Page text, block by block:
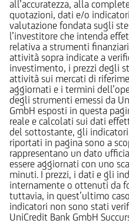
all’accuratezza, alla
quotazioni, dati e/o
valutazione fondata sugli
l’investitore che intenda
relativa a strumenti
attività sopra indicate a
investimento, i prezzi degli
attività sui mercati di
aggiornati e i termini
degli strumenti emessi da
GmbH esposti in questa
reale e calcolati sui dati
del sottostante, gli
riportati in pagina sono a
rappresentano un dato
essere aggiornati con uno
minuti. I prezzi, i dati e gli
internamente o ottenuti da
tuttavia, in quest’ultimo
indicatori non sono stati
UniCredit Bank GmbH